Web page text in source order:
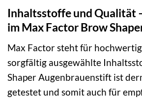
Inhaltsstoffe und Qualität
im Max Factor Brow
Max Factor steht für
sorgfältig ausgewählte
Shaper Augenbrauenstift ist
getestet und somit auch für